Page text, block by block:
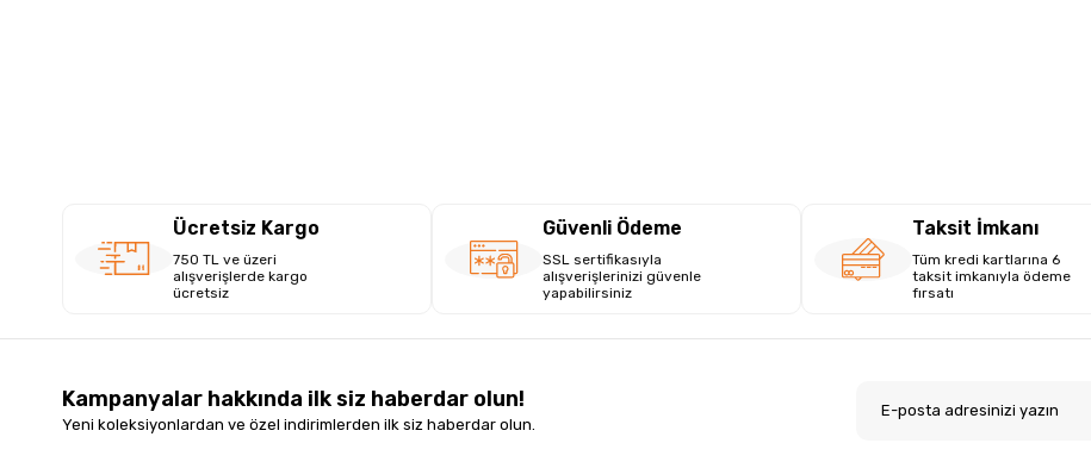
Ücretsiz Kargo
750 TL ve üzeri
alışverişlerde kargo
ücretsiz
Güvenli Ödeme
SSL sertifikasıyla
alışverişlerinizi güvenle
yapabilirsiniz
Taksit İmkanı
Tüm kredi kartlarına 6
taksit imkanıyla ödeme
fırsatı
Kampanyalar hakkında ilk siz haberdar olun!
Yeni koleksiyonlardan ve özel indirimlerden ilk siz haberdar olun.